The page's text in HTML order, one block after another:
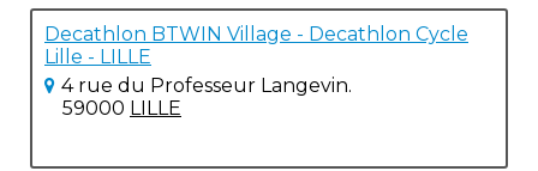
Decathlon BTWIN Village - Decathlon Cycle
Lille - LILLE
4 rue du Professeur Langevin.
59000 LILLE